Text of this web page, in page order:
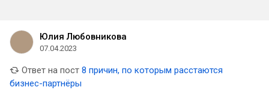
Юлия Любовникова
07.04.2023
Ответ на пост 8 причин, по которым расстаются
бизнес-партнёры